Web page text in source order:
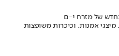
של מזרח י-ם
אמנות, וכיכרות משופצות